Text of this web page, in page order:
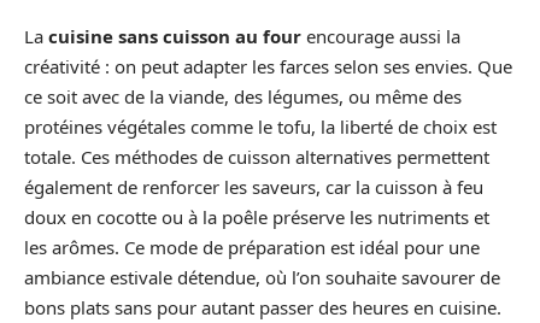
La cuisine sans cuisson au four encourage aussi la
créativité : on peut adapter les farces selon ses envies. Que
ce soit avec de la viande, des légumes, ou même des
protéines végétales comme le tofu, la liberté de choix est
totale. Ces méthodes de cuisson alternatives permettent
également de renforcer les saveurs, car la cuisson à feu
doux en cocotte ou à la poêle préserve les nutriments et
les arômes. Ce mode de préparation est idéal pour une
ambiance estivale détendue, où l’on souhaite savourer de
bons plats sans pour autant passer des heures en cuisine.